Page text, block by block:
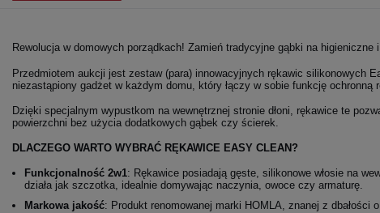
Rewolucja w domowych porządkach! Zamień tradycyjne gąbki na higieniczne i
Przedmiotem aukcji jest zestaw (para) innowacyjnych rękawic silikonowych
niezastąpiony gadżet w każdym domu, który łączy w sobie funkcję
Dzięki specjalnym wypustkom na wewnętrznej stronie dłoni, rękawice te
powierzchni bez użycia dodatkowych gąbek czy ścierek.
DLACZEGO WARTO WYBRAĆ RĘKAWICE EASY CLEAN?
Funkcjonalność 2w1: Rękawice posiadają gęste, silikonowe włosie na
działa jak szczotka, idealnie domywając naczynia, owoce czy armaturę.
Markowa jakość: Produkt renomowanej marki HOMLA, znanej z dbałości